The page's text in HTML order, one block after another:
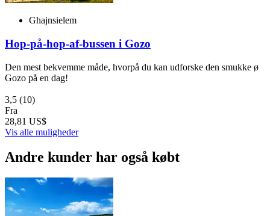
Ghajnsielem
Hop-på-hop-af-bussen i Gozo
Den mest bekvemme måde, hvorpå du kan udforske den smukke ø
Gozo på en dag!
3,5 (10)
Fra
28,81 US$
Vis alle muligheder
Andre kunder har også købt